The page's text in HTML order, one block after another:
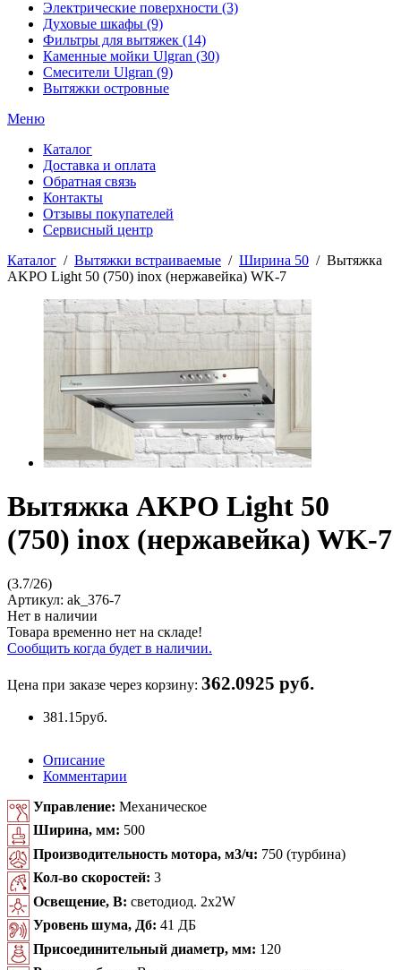
Электрические поверхности (3)
Духовые шкафы (9)
Фильтры для вытяжек (14)
Каменные мойки Ulgran (30)
Смесители Ulgran (9)
Вытяжки островные
Меню
Каталог
Доставка и оплата
Обратная связь
Контакты
Отзывы покупателей
Сервисный центр
Каталог / Вытяжки встраиваемые / Ширина 50 / Вытяжка
AKPO Light 50 (750) inox (нержавейка) WK-7
Вытяжка AKPO Light 50
(750) inox (нержавейка) WK-7
(3.7/26)
Артикул: ak_376-7
Нет в наличии
Товара временно нет на складе!
Сообщить когда будет в наличии.
Цена при заказе через корзину: 362.0925 руб.
381.15руб.
Описание
Комментарии
Управление: Механическое
Ширина, мм: 500
Производительность мотора, м3/ч: 750 (турбина)
Кол-во скоростей: 3
Освещение, В: светодиод. 2x2W
Уровень шума, Дб: 41 ДБ
Присоединительный диаметр, мм: 120